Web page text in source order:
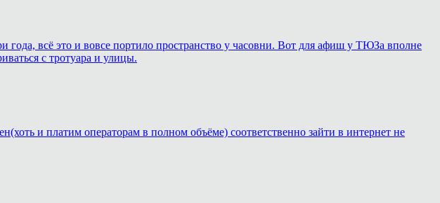
года, всё это и вовсе портило пространство у часовни. Вот для афиш у ТЮЗа вполне
с тротуара и улицы.
и платим операторам в полном объёме) соответственно зайти в интернет не